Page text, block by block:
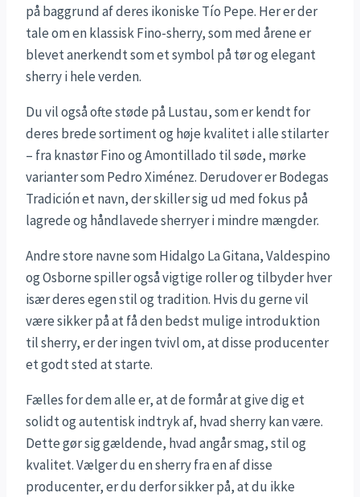
på baggrund af deres ikoniske Tío Pepe. Her er der
tale om en klassisk Fino-sherry, som med årene er
blevet anerkendt som et symbol på tør og elegant
sherry i hele verden.
Du vil også ofte støde på Lustau, som er kendt for
deres brede sortiment og høje kvalitet i alle stilarter
– fra knastør Fino og Amontillado til søde, mørke
varianter som Pedro Ximénez. Derudover er Bodegas
Tradición et navn, der skiller sig ud med fokus på
lagrede og håndlavede sherryer i mindre mængder.
Andre store navne som Hidalgo La Gitana, Valdespino
og Osborne spiller også vigtige roller og tilbyder hver
især deres egen stil og tradition. Hvis du gerne vil
være sikker på at få den bedst mulige introduktion
til sherry, er der ingen tvivl om, at disse producenter
et godt sted at starte.
Fælles for dem alle er, at de formår at give dig et
solidt og autentisk indtryk af, hvad sherry kan være.
Dette gør sig gældende, hvad angår smag, stil og
kvalitet. Vælger du en sherry fra en af disse
producenter, er du derfor sikker på, at du ikke